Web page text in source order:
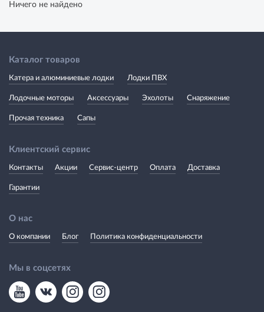
Ничего не найдено
Каталог товаров
Катера и алюминиевые лодки Лодки ПВХ
Лодочные моторы Аксессуары Эхолоты Снаряжение
Прочая техника Сапы
Клиентский сервис
Контакты Акции Сервис-центр Оплата Доставка
Гарантии
О нас
О компании Блог Политика конфиденциальности
Мы в соцсетях